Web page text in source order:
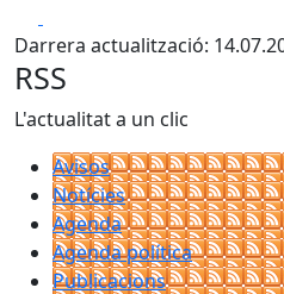
Darrera actualització:
RSS
L'actualitat a un clic
Avisos
Notícies
Agenda
Agenda política
Publicacions